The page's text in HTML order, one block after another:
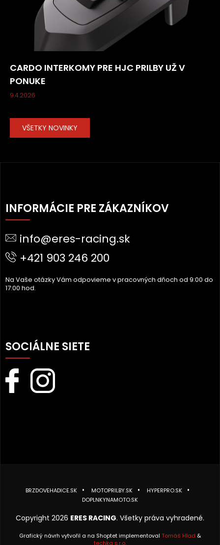
CARDO INTERKOMY PRE HJC PRILBY UŽ V
PONUKE
9.4.2026
VŠETKY NOVINKY
Á
P
T
INFORMÁCIE PRE ZÁKAZNÍKOV
info@eres-racing.sk
+421 903 246 200
Na Vaše otázky Vám odpovieme v pracovných dňoch od 9:00 do
17:00 hod.
SOCIÁLNE SIETE
BRZDOVEHADICE.SK MOTOPRILBY.SK
HYPERPRO.SK
DOPLNKYNAMOTO.SK
Copyright 2026 ERES RACING. Všetky práva vyhradené.
Grafický návrh vytvořil a na Shoptet implementoval Tomáš Hlad &
techka s.r.o.